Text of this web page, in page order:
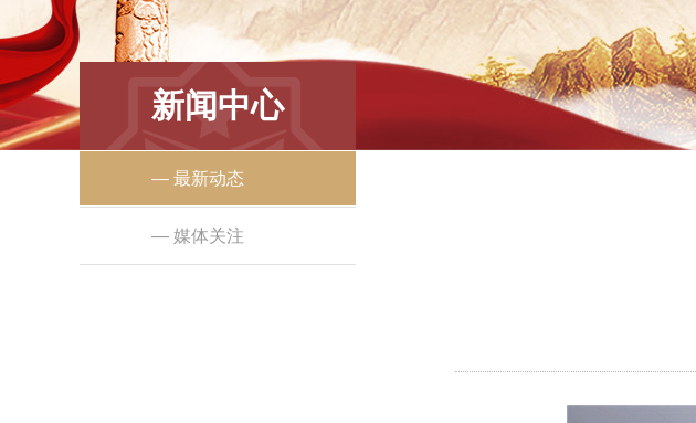
新闻中心
— 最新动态
— 媒体关注